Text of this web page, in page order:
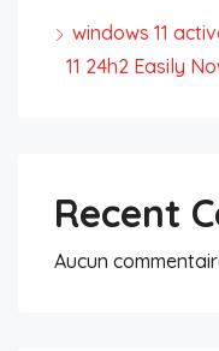
windows 11
11 24h2 Easily
Recent
Aucun